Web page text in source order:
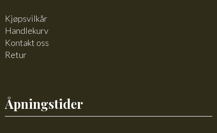
Kjøpsvilkår
Handlekurv
Kontakt oss
Retur
Åpningstider